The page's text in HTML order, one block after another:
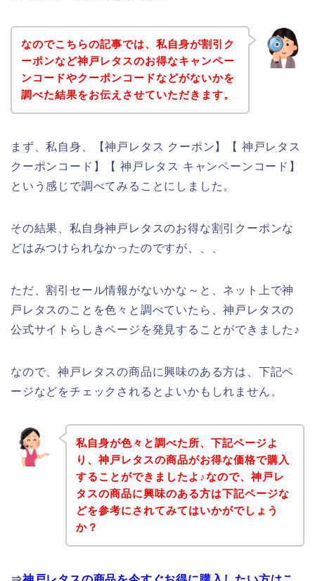
なのでこちらの記事では、私自身が割引ク
ーポンなど神戸レタスのお得なキャンペー
ンコードやクーポンコードなどがないかを
調べた結果をお伝えさせていただきます。
まず、私自身、【神戸レタス クーポン】【 神戸レタス
クーポンコード】【 神戸レタス キャンペーンコード】
という感じで調べてみることにしました。
その結果、私自身神戸レタスのお得な割引クーポンな
どはみつけられなかったのですが、、、
ただ、割引セール情報がないかな～と、ネット上で神
戸レタスのことを色々と調べていたら、神戸レタスの
公式サイトらしきページを発見することができました♪
なので、神戸レタスの商品に興味のある方は、下記ペ
ージなどをチェックされるとよいかもしれません。
私自身が色々と調べた所、下記ページよ
り、神戸レタスの商品がお得な価格で購入
することができましたよ♪なので、神戸レ
タスの商品に興味のある方は下記ページな
どを参考にされてみてはいかがでしょう
か？